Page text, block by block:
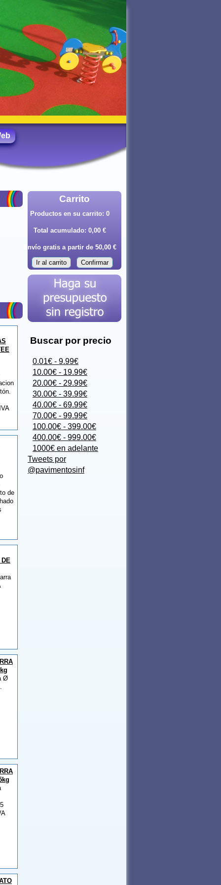
de
DE
Ø
Carrito
Productos en su carrito: 0
Total acumulado: 0,00 €
Envío gratis a partir de 50,00 €
Ir al carrito Confirmar
Buscar por precio
0.01€ - 9.99€
10.00€ - 19.99€
20.00€ - 29.99€
30.00€ - 39.99€
40.00€ - 69.99€
70.00€ - 99.99€
100.00€ - 399.00€
400.00€ - 999.00€
1000€ en adelante
Tweets por
@pavimentosinf